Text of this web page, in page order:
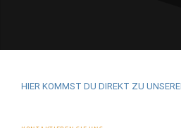
HIER KOMMST DU DIREKT ZU